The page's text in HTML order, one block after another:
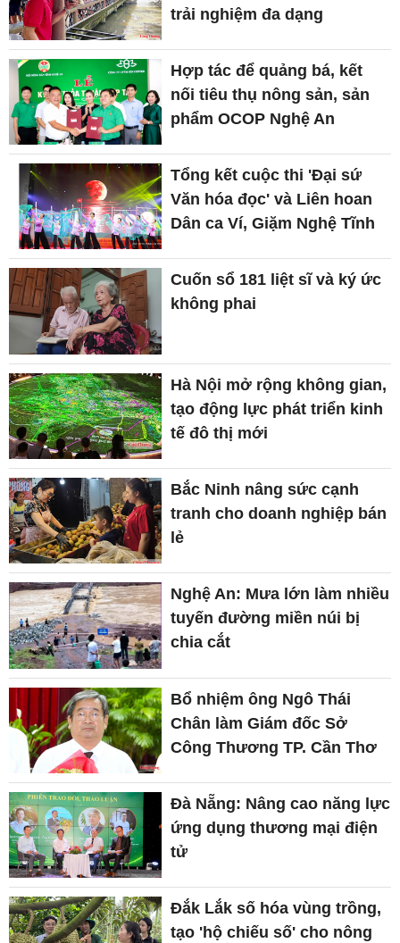
trải nghiệm đa dạng
Hợp tác để quảng bá, kết
nối tiêu thụ nông sản, sản
phẩm OCOP Nghệ An
Tổng kết cuộc thi 'Đại sứ
Văn hóa đọc' và Liên hoan
Dân ca Ví, Giặm Nghệ Tĩnh
Cuốn sổ 181 liệt sĩ và ký ức
không phai
Hà Nội mở rộng không gian,
tạo động lực phát triển kinh
tế đô thị mới
Bắc Ninh nâng sức cạnh
tranh cho doanh nghiệp bán
lẻ
Nghệ An: Mưa lớn làm nhiều
tuyến đường miền núi bị
chia cắt
Bổ nhiệm ông Ngô Thái
Chân làm Giám đốc Sở
Công Thương TP. Cần Thơ
Đà Nẵng: Nâng cao năng lực
ứng dụng thương mại điện
tử
Đắk Lắk số hóa vùng trồng,
tạo 'hộ chiếu số' cho nông